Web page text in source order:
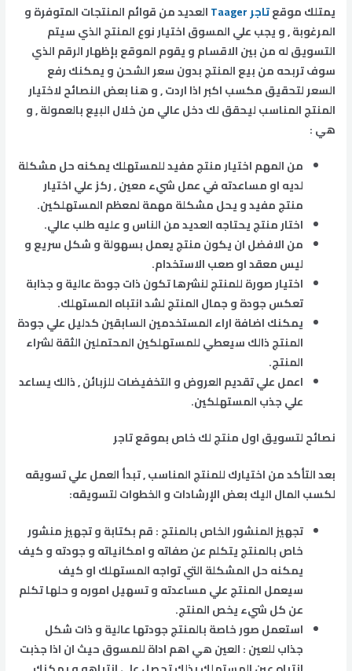
يمتلك موقعتاجر Taager
العديد من قوائم المنتجات المتوفرة و
المرغوبة , و يجب علي المسوق اختيار نوع المنتج الذي سيتم
التسويق له من بين الاقسام و يقوم الموقع بإظهار الرقم الذي
سوف تربحه من بيع المنتج بدون سعر الشحن و يمكنك رفع
السعر لتحقيق مكسب اكبر اذا اردت , و هنا بعض النصائح لاختيار
المنتج المناسب ليحقق لك دخل عالي من خلال البيع بالعمولة , و
هي :
من المهم اختيار منتج مفيد للمستهلك يمكنه حل مشكلة
لديه او مساعدته في عمل شيء معين , ركز علي اختيار
منتج مفيد و يحل مشكلة مهمة لمعظم المستهلكين.
اختار منتج يحتاجه العديد من الناس و عليه طلب عالي.
من الافضل ان يكون منتج يعمل بسهولة و شكل سريع و
ليس معقد او صعب الاستخدام.
اختيار صورة للمنتج لنشرها تكون ذات جودة عالية و جذابة
تعكس جودة و جمال المنتج لشد انتباه المستهلك.
يمكنك اضافة اراء المستخدمين السابقين كدليل علي جودة
المنتج ذالك سيعطي للمستهلكين المحتملين الثقة لشراء
المنتج.
اعمل علي تقديم العروض و التخفيضات للزبائن , ذالك يساعد
علي جذب المستهلكين.
نصائح لتسويق اول منتج لك خاص بموقع تاجر
بعد التأكد من اختيارك للمنتج المناسب , تبدأ العمل علي تسويقه
لكسب المال اليك بعض الإرشادات و الخطوات لتسويقه:
تجهيز المنشور الخاص بالمنتج : قم بكتابة و تجهيز منشور
خاص بالمنتج يتكلم عن صفاته و امكانياته و جودته و كيف
يمكنه حل المشكلة التي تواجه المستهلك او كيف
سيعمل المنتج علي مساعدته و تسهيل اموره و حلها تكلم
عن كل شيء يخص المنتج.
استعمل صور خاصة بالمنتج جودتها عالية و ذات شكل
جذاب للعين : العين هي اهم اداة للمسوق حيث ان اذا جذبت